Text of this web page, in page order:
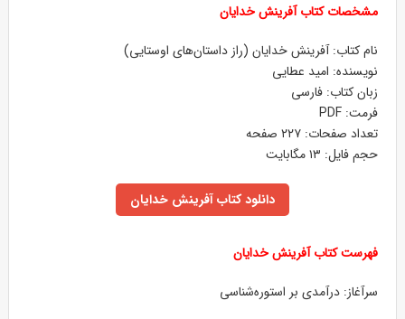
مشخصات کتاب آفرینش خدایان
نام کتاب: آفرینش خدایان (راز داستان‌های اوستایی)
نویسنده: امید عطایی
زبان کتاب: فارسی
فرمت: PDF
تعداد صفحات: ۲۲۷ صفحه
حجم فایل: ۱۳ مگابایت
دانلود کتاب آفرینش خدایان
فهرست کتاب آفرینش خدایان
سرآغاز: درآمدی بر استوره‌شناسی